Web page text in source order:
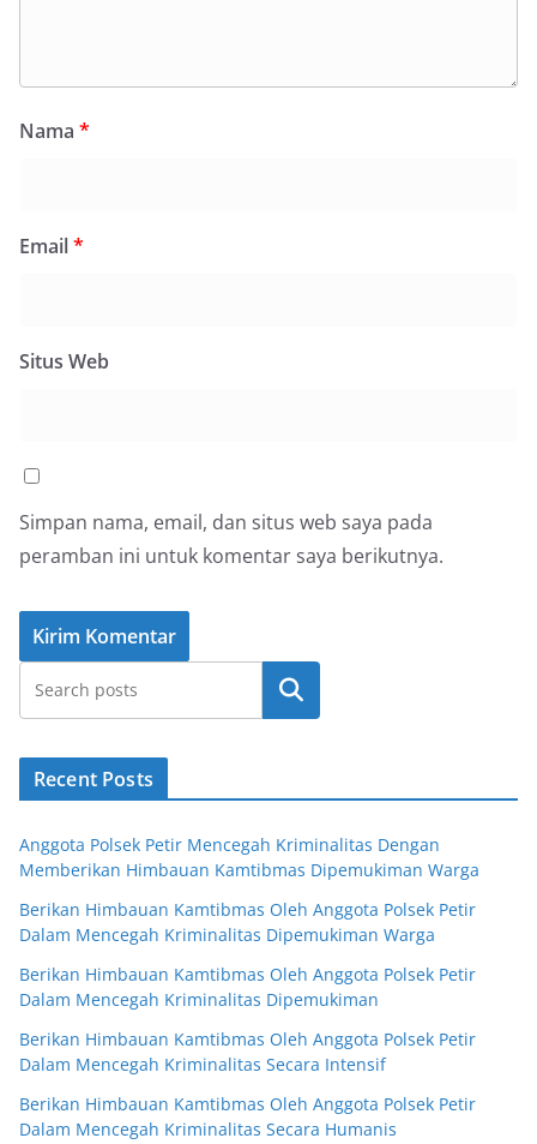
Nama *
Email*
Situs Web
Simpan nama, email, dan situs web saya pada
peramban ini untuk komentar saya berikutnya.
Cari
Recent Posts
Anggota Polsek Petir Mencegah Kriminalitas Dengan
Memberikan Himbauan Kamtibmas Dipemukiman Warga
Berikan Himbauan Kamtibmas Oleh Anggota Polsek Petir
Dalam Mencegah Kriminalitas Dipemukiman Warga
Berikan Himbauan Kamtibmas Oleh Anggota Polsek Petir
Dalam Mencegah Kriminalitas Dipemukiman
Berikan Himbauan Kamtibmas Oleh Anggota Polsek Petir
Dalam Mencegah Kriminalitas Secara Intensif
Berikan Himbauan Kamtibmas Oleh Anggota Polsek Petir
Dalam Mencegah Kriminalitas Secara Humanis